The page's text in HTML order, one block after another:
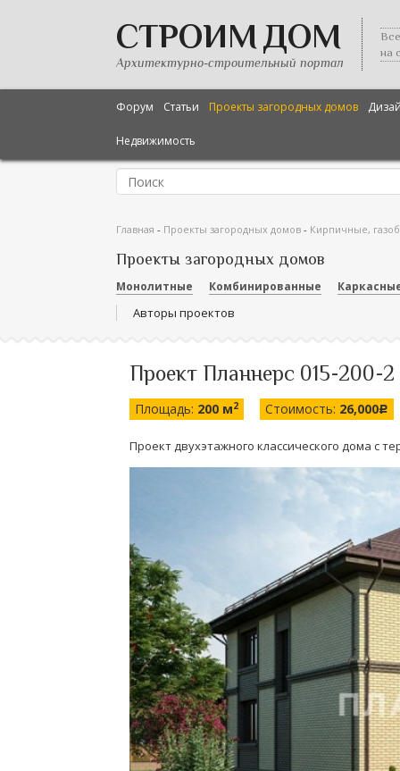
СТРОИМ ДОМ
Архитектурно-строительный портал
на
Форум Статьи Проекты загородных домов
Недвижимость
Главная - Проекты загородных домов - Кирпичные,
Проекты загородных домов
Монолитные Комбинированные
Авторы проектов
Проект Планнерс 015-200-2
Площадь: 200 м2 Стоимость: 26,000c
Проект двухэтажного классического дома с